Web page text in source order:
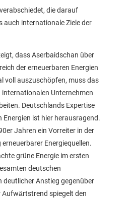
die darauf
auch internationale Ziele der
dass Aserbaidschan über
der erneuerbaren Energien
voll auszuschöpfen, muss das
Unternehmen
Deutschlands Expertise
Energien ist hier herausragend.
Jahren ein Vorreiter in der
Energiequellen.
grüne Energie im ersten
deutschen
deutlicher Anstieg gegenüber
Aufwärtstrend spiegelt den